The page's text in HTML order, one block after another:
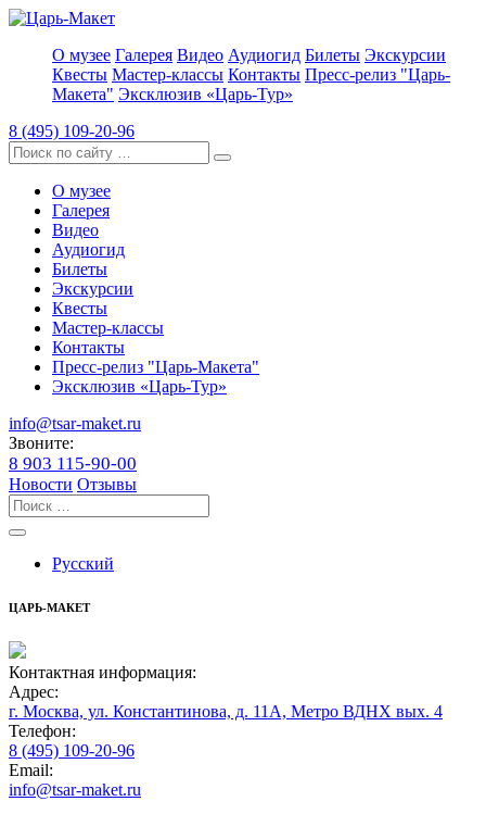
О музее Галерея Видео Аудиогид Билеты Экскурсии
Квесты Мастер-классы Контакты Пресс-релиз "Царь-
Макета" Эксклюзив «Царь-Тур»
8 (495) 109-20-96
О музее
Галерея
Видео
Аудиогид
Билеты
Экскурсии
Квесты
Мастер-классы
Контакты
Пресс-релиз "Царь-Макета"
Эксклюзив «Царь-Тур»
info@tsar-maket.ru
Звоните:
8 903 115-90-00
Новости Отзывы
Русский
ЦАРЬ-МАКЕТ
Контактная информация:
Адрес:
г. Москва, ул. Константинова, д. 11А, Метро ВДНХ вых. 4
Телефон:
8 (495) 109-20-96
Email:
info@tsar-maket.ru